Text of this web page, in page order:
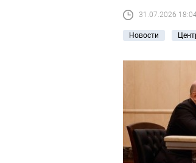
31.07.2026
Новости